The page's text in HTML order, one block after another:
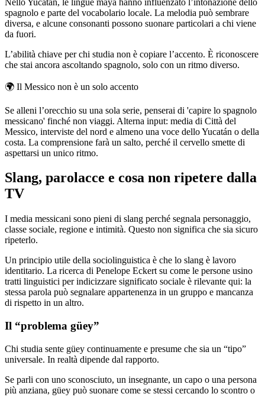
spagnolo e parte del vocabolario locale. La melodia può sembrare
diversa, e alcune consonanti possono suonare particolari a chi viene
da fuori.
L’abilità chiave per chi studia non è copiare l’accento. È riconoscere
che stai ancora ascoltando spagnolo, solo con un ritmo diverso.
🌍 Il Messico non è un solo accento
Se alleni l’orecchio su una sola serie, penserai di 'capire lo spagnolo
messicano' finché non viaggi. Alterna input: media di Città del
Messico, interviste del nord e almeno una voce dello Yucatán o della
costa. La comprensione farà un salto, perché il cervello smette di
aspettarsi un unico ritmo.
Slang, parolacce e cosa non ripetere dalla
TV
I media messicani sono pieni di slang perché segnala personaggio,
classe sociale, regione e intimità. Questo non significa che sia sicuro
ripeterlo.
Un principio utile della sociolinguistica è che lo slang è lavoro
identitario. La ricerca di Penelope Eckert su come le persone usino
tratti linguistici per indicizzare significato sociale è rilevante qui: la
stessa parola può segnalare appartenenza in un gruppo e mancanza
di rispetto in un altro.
Il “problema güey”
Chi studia sente güey continuamente e presume che sia un “tipo”
universale. In realtà dipende dal rapporto.
Se parli con uno sconosciuto, un insegnante, un capo o una persona
più anziana, güey può suonare come se stessi cercando lo scontro o